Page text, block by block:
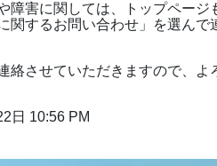
障害に関しては、トップページ
するお問い合わせ」を選んで
絡させていただきますので、よ
日 10:56 PM